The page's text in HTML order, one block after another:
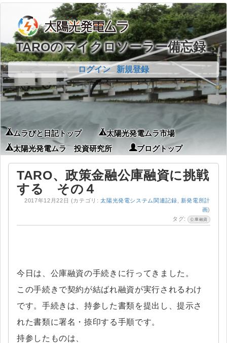
TAROのマイクロソーラー備忘録
ログイン 新規登録
ムラびと日記トップ
太陽光発電ムラ市場
太陽光発電ムラ 投資研究所
ブログトップ
TARO、政策金融公庫融資に挑戦
する その４
2017年12月22日 (カテゴリ:太陽光発電システム関連記録
新発電所計
画)
タグ:
公庫融資
今日は、公庫融資の手続きに行ってきました。
この手続きで契約が結ばれ融資が実行されるわけ
です。手続きは、持参した書類を提出し、提示さ
れた書類に署名・捺印する手順です。
持参したものは、